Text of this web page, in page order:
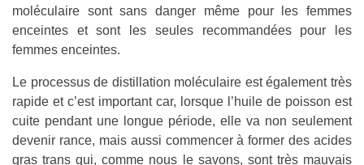
moléculaire sont sans danger même pour les femmes
enceintes et sont les seules recommandées pour les
femmes enceintes.
Le processus de distillation moléculaire est également très
rapide et c’est important car, lorsque l’huile de poisson est
cuite pendant une longue période, elle va non seulement
devenir rance, mais aussi commencer à former des acides
gras trans qui, comme nous le savons, sont très mauvais